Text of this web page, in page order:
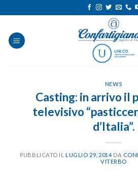
ai
contenuti
NEWS
Casting: in arrivo il
televisivo
d’Italia”.
PUBBLICATO ILLUGLIO 29, 2014 DA
VITERBO